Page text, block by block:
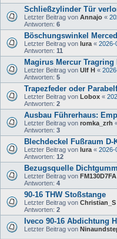
Schließzylinder Tür
Letzter Beitrag von Annajo «
Antworten: 6
Böschungswinkel
Letzter Beitrag von lura « 2026-
Antworten: 11
Magirus Mercur
Letzter Beitrag von Ulf H «
Antworten: 5
Trapezfeder oder
Letzter Beitrag von Lobox «
Antworten: 2
Ausbau Führerhaus:
Letzter Beitrag von romka_zrh
Antworten: 3
Blechdeckel Fußraum D-
Letzter Beitrag von lura « 2026-
Antworten: 12
Bezugsquelle
Letzter Beitrag von FM130D7FA
Antworten: 4
90-16 THW Stoßstange
Letzter Beitrag von Christian_S
Antworten: 2
Iveco 90-16 Abdichtung
Letzter Beitrag von